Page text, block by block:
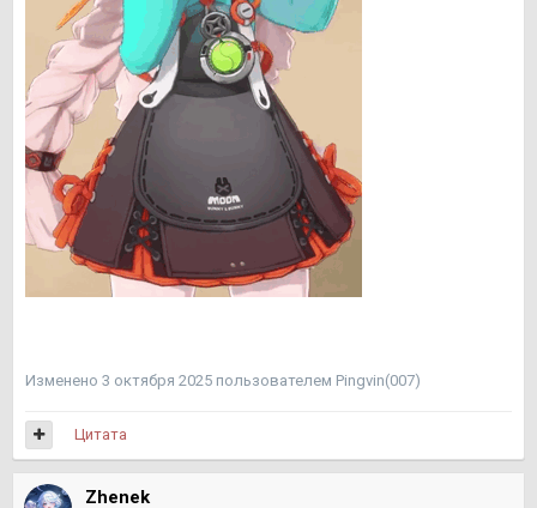
Изменено 3 октября 2025 пользователем Pingvin(007)
Цитата
Zhenek